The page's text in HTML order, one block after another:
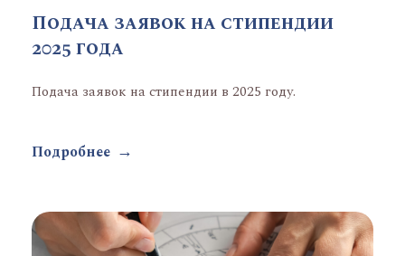
Подача заявок на стипендии
2025 года
Подача заявок на стипендии в 2025 году.
Подробнее